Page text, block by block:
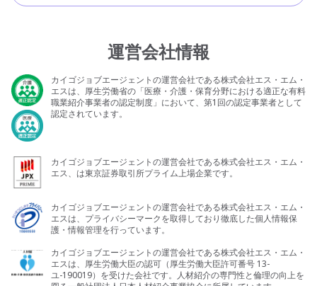
運営会社情報
カイゴジョブエージェントの運営会社である株式会社エス・エム・
エスは、厚生労働省の「医療・介護・保育分野における適正な有料
職業紹介事業者の認定制度」において、第1回の認定事業者として
認定されています。
カイゴジョブエージェントの運営会社である株式会社エス・エム・
エス、は東京証券取引所プライム上場企業です。
カイゴジョブエージェントの運営会社である株式会社エス・エム・
エスは、プライバシーマークを取得しており徹底した個人情報保
護・情報管理を行っています。
カイゴジョブエージェントの運営会社である株式会社エス・エム・
エスは、厚生労働大臣の認可（厚生労働大臣許可番号 13-
ユ-190019）を受けた会社です。人材紹介の専門性と倫理の向上を